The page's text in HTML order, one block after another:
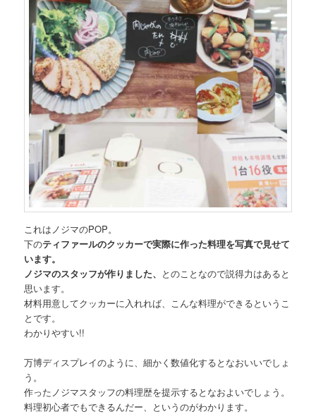
これはノジマのPOP。
下のティファールのクッカーで実際に作った料理を写真で見せて
います。
ノジマのスタッフが作りました、 とのことなので説得力はあると
思います。
材料用意してクッカーに入れれば、こんな料理ができるというこ
とです。
わかりやすい!!
万博ディスプレイのように、細かく数値化するとなおいいでしょ
う。
作ったノジマスタッフの料理歴を提示するとなおよいでしょう。
料理初心者でもできるんだー、というのがわかります。